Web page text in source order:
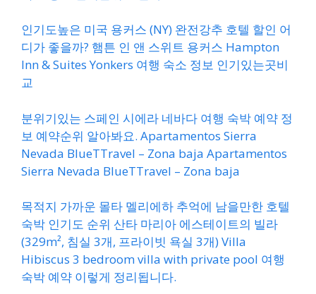
인기도높은 미국 용커스 (NY) 완전강추 호텔 할인 어
디가 좋을까? 햄튼 인 앤 스위트 용커스 Hampton
Inn & Suites Yonkers 여행 숙소 정보 인기있는곳비
교
분위기있는 스페인 시에라 네바다 여행 숙박 예약 정
보 예약순위 알아봐요. Apartamentos Sierra
Nevada BlueTTravel – Zona baja Apartamentos
Sierra Nevada BlueTTravel – Zona baja
목적지 가까운 몰타 멜리에하 추억에 남을만한 호텔
숙박 인기도 순위 산타 마리아 에스테이트의 빌라
(329m², 침실 3개, 프라이빗 욕실 3개) Villa
Hibiscus 3 bedroom villa with private pool 여행
숙박 예약 이렇게 정리됩니다.